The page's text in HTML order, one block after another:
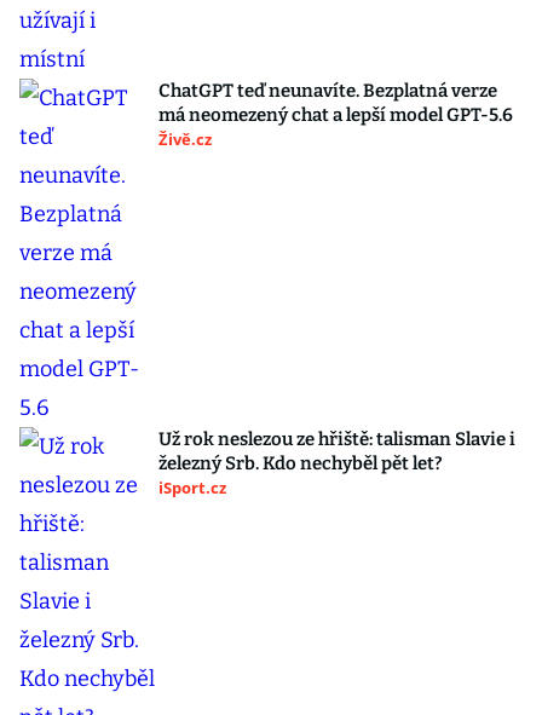
ChatGPT teď neunavíte. Bezplatná verze
má neomezený chat a lepší model GPT-5.6
Živě.cz
Už rok neslezou ze hřiště: talisman Slavie i
železný Srb. Kdo nechyběl pět let?
iSport.cz